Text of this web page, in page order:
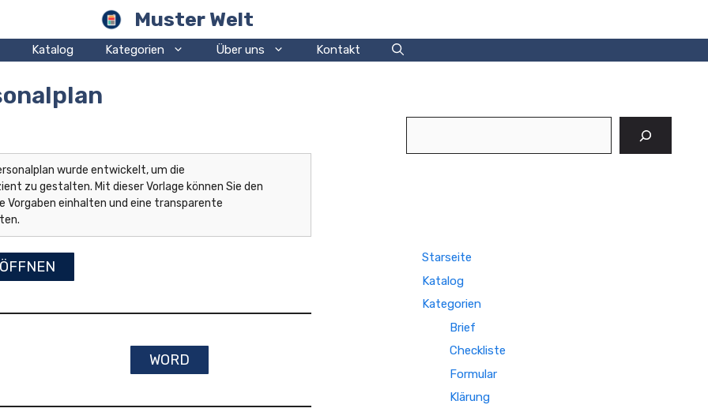
Muster Welt
Katalog Kategorien Über uns Kontakt
wurde entwickelt, um die
zu gestalten. Mit dieser Vorlage können Sie den
einhalten und eine transparente
WORD
Starseite
Katalog
Kategorien
Brief
Checkliste
Formular
Klärung